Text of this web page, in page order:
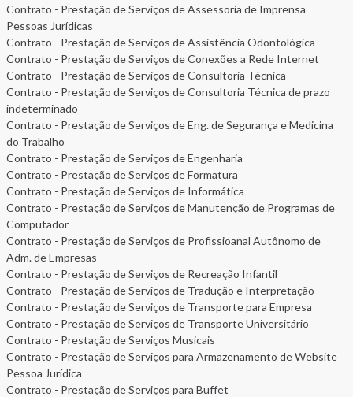
Contrato - Prestação de Serviços de Assessoria de Imprensa
Pessoas Jurídicas
Contrato - Prestação de Serviços de Assistência Odontológica
Contrato - Prestação de Serviços de Conexões a Rede Internet
Contrato - Prestação de Serviços de Consultoria Técnica
Contrato - Prestação de Serviços de Consultoria Técnica de prazo
indeterminado
Contrato - Prestação de Serviços de Eng. de Segurança e Medicina
do Trabalho
Contrato - Prestação de Serviços de Engenharia
Contrato - Prestação de Serviços de Formatura
Contrato - Prestação de Serviços de Informática
Contrato - Prestação de Serviços de Manutenção de Programas de
Computador
Contrato - Prestação de Serviços de Profissioanal Autônomo de
Adm. de Empresas
Contrato - Prestação de Serviços de Recreação Infantil
Contrato - Prestação de Serviços de Tradução e Interpretação
Contrato - Prestação de Serviços de Transporte para Empresa
Contrato - Prestação de Serviços de Transporte Universitário
Contrato - Prestação de Serviços Musicais
Contrato - Prestação de Serviços para Armazenamento de Website
Pessoa Jurídica
Contrato - Prestação de Serviços para Buffet